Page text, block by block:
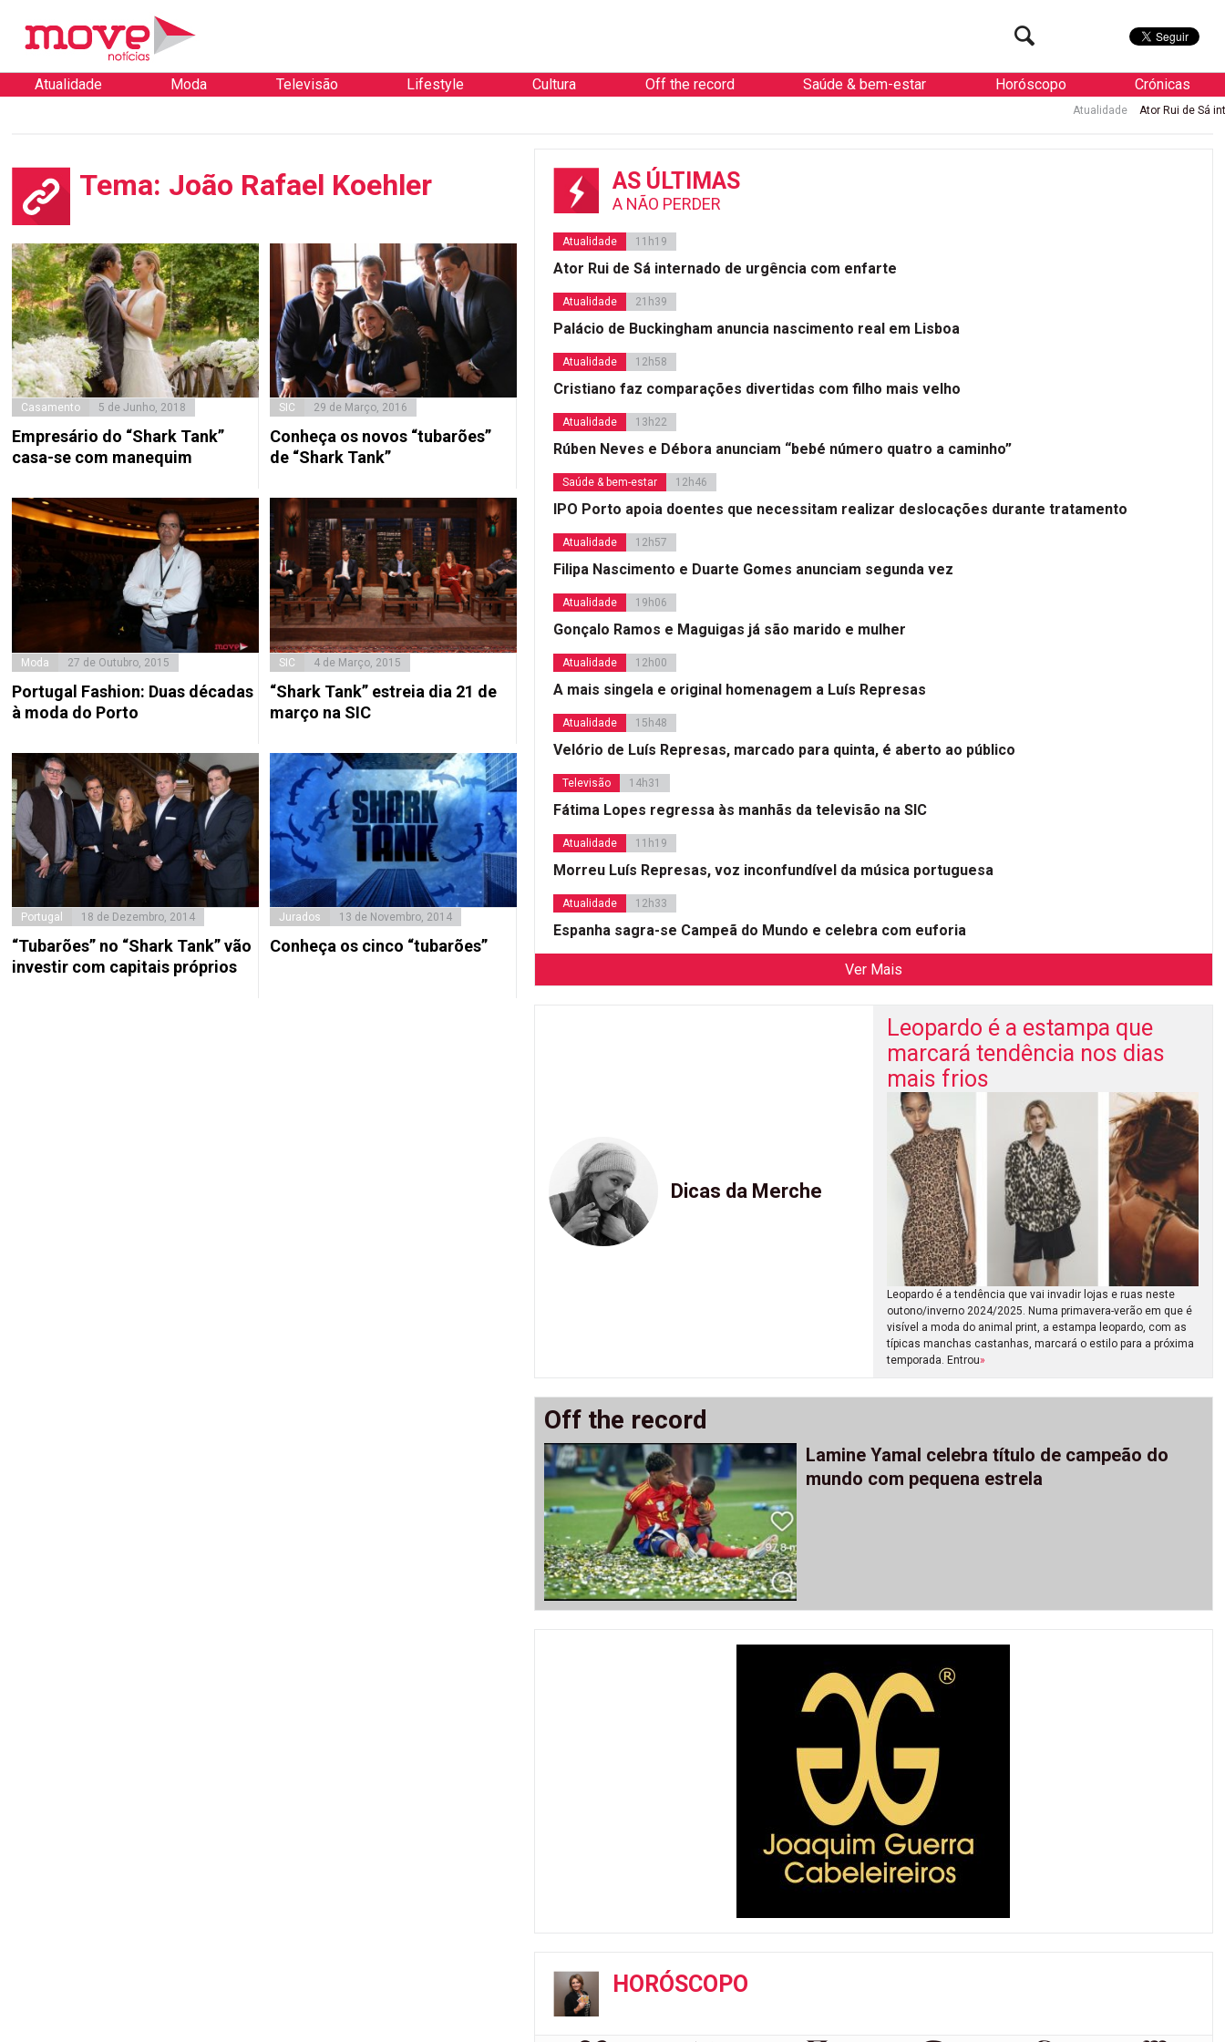
Atualidade Moda Televisão Lifestyle Cultura Off the record Saúde & bem-estar Horóscopo Crónicas
Atualidade Ator Rui de Sá internado
Tema: João Rafael Koehler
Casamento 5 de Junho, 2018
Empresário do “Shark Tank”
casa-se com manequim
SIC 29 de Março, 2016
Conheça os novos “tubarões”
de “Shark Tank”
Moda 27 de Outubro, 2015
Portugal Fashion: Duas décadas
à moda do Porto
SIC 4 de Março, 2015
“Shark Tank” estreia dia 21 de
março na SIC
Portugal 18 de Dezembro, 2014
“Tubarões” no “Shark Tank” vão
investir com capitais próprios
Jurados 13 de Novembro, 2014
Conheça os cinco “tubarões”
AS ÚLTIMAS
A NÃO PERDER
Atualidade 11h19
Ator Rui de Sá internado de urgência com enfarte
Atualidade 21h39
Palácio de Buckingham anuncia nascimento real em Lisboa
Atualidade 12h58
Cristiano faz comparações divertidas com filho mais velho
Atualidade 13h22
Rúben Neves e Débora anunciam “bebé número quatro a caminho”
Saúde & bem-estar 12h46
IPO Porto apoia doentes que necessitam realizar deslocações durante tratamento
Atualidade 12h57
Filipa Nascimento e Duarte Gomes anunciam segunda vez
Atualidade 19h06
Gonçalo Ramos e Maguigas já são marido e mulher
Atualidade 12h00
A mais singela e original homenagem a Luís Represas
Atualidade 15h48
Velório de Luís Represas, marcado para quinta, é aberto ao público
Televisão 14h31
Fátima Lopes regressa às manhãs da televisão na SIC
Atualidade 11h19
Morreu Luís Represas, voz inconfundível da música portuguesa
Atualidade 12h33
Espanha sagra-se Campeã do Mundo e celebra com euforia
Ver Mais
Dicas da Merche
Leopardo é a estampa que
marcará tendência nos dias
mais frios
Leopardo é a tendência que vai invadir lojas e ruas neste
outono/inverno 2024/2025. Numa primavera-verão em que é
visível a moda do animal print, a estampa leopardo, com as
típicas manchas castanhas, marcará o estilo para a próxima
temporada. Entrou»
Off the record
Lamine Yamal celebra título de campeão do
mundo com pequena estrela
HORÓSCOPO